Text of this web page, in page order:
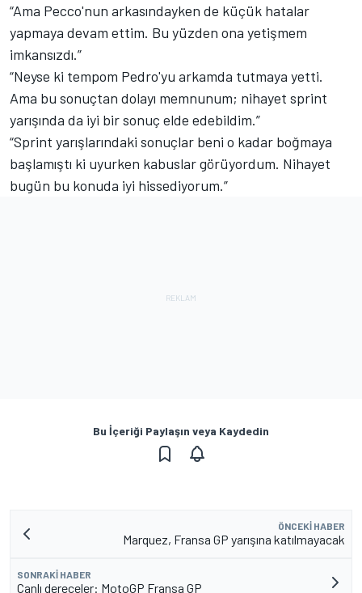
“Ama Pecco'nun arkasındayken de küçük hatalar
yapmaya devam ettim. Bu yüzden ona yetişmem
imkansızdı.”
“Neyse ki tempom Pedro'yu arkamda tutmaya yetti.
Ama bu sonuçtan dolayı memnunum; nihayet sprint
yarışında da iyi bir sonuç elde edebildim.”
“Sprint yarışlarındaki sonuçlar beni o kadar boğmaya
başlamıştı ki uyurken kabuslar görüyordum. Nihayet
bugün bu konuda iyi hissediyorum.”
Bu İçeriği Paylaşın veya Kaydedin
ÖNCEKI HABER
Marquez, Fransa GP yarışına katılmayacak
SONRAKI HABER
Canlı dereceler: MotoGP Fransa GP